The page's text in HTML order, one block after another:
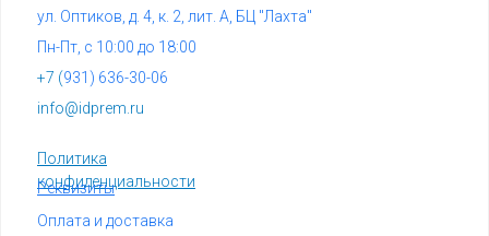
info@idprem.ru
Политика
конфиденциальности
+7 (931) 636-30-06
Реквизиты
ул. Оптиков, д. 4, к. 2, лит. А, БЦ "Лахта"
Оплата и доставка
Пн-Пт, с 10:00 до 18:00